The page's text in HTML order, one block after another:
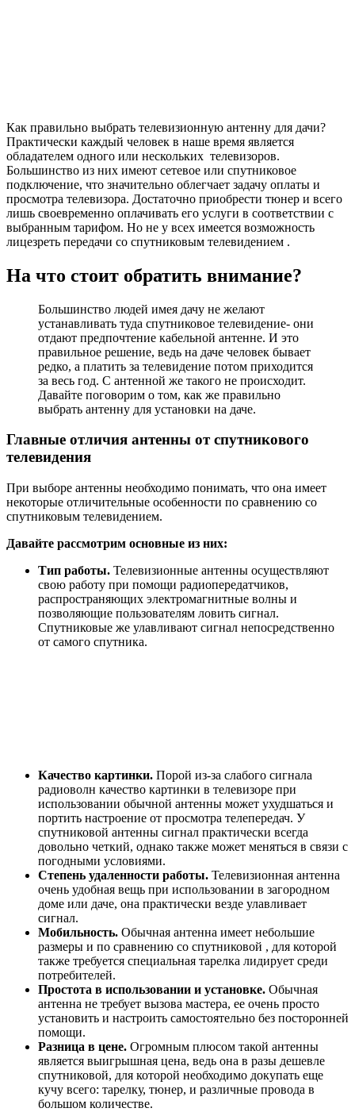
Как правильно выбрать телевизионную антенну для дачи?
Практически каждый человек в наше время является
обладателем одного или нескольких телевизоров.
Большинство из них имеют сетевое или спутниковое
подключение, что значительно облегчает задачу оплаты и
просмотра телевизора. Достаточно приобрести тюнер и всего
лишь своевременно оплачивать его услуги в соответствии с
выбранным тарифом. Но не у всех имеется возможность
лицезреть передачи со спутниковым телевидением .
На что стоит обратить внимание?
Большинство людей имея дачу не желают
устанавливать туда спутниковое телевидение- они
отдают предпочтение кабельной антенне. И это
правильное решение, ведь на даче человек бывает
редко, а платить за телевидение потом приходится
за весь год. С антенной же такого не происходит.
Давайте поговорим о том, как же правильно
выбрать антенну для установки на даче.
Главные отличия антенны от спутникового
телевидения
При выборе антенны необходимо понимать, что она имеет
некоторые отличительные особенности по сравнению со
спутниковым телевидением.
Давайте рассмотрим основные из них:
Тип работы. Телевизионные антенны осуществляют
свою работу при помощи радиопередатчиков,
распространяющих электромагнитные волны и
позволяющие пользователям ловить сигнал.
Спутниковые же улавливают сигнал непосредственно
от самого спутника.
Качество картинки. Порой из-за слабого сигнала
радиоволн качество картинки в телевизоре при
использовании обычной антенны может ухудшаться и
портить настроение от просмотра телепередач. У
спутниковой антенны сигнал практически всегда
довольно четкий, однако также может меняться в связи с
погодными условиями.
Степень удаленности работы. Телевизионная антенна
очень удобная вещь при использовании в загородном
доме или даче, она практически везде улавливает
сигнал.
Мобильность. Обычная антенна имеет небольшие
размеры и по сравнению со спутниковой , для которой
также требуется специальная тарелка лидирует среди
потребителей.
Простота в использовании и установке. Обычная
антенна не требует вызова мастера, ее очень просто
установить и настроить самостоятельно без посторонней
помощи.
Разница в цене. Огромным плюсом такой антенны
является выигрышная цена, ведь она в разы дешевле
спутниковой, для которой необходимо докупать еще
кучу всего: тарелку, тюнер, и различные провода в
большом количестве.